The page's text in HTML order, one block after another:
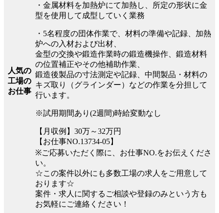
人気の
工場の
お仕事
・金属材料を加熱炉にて加熱し、所定の形状に金
型を使用して成型していく業務
・5名程度の団体作業で、材料の準備や記録、加熱
炉への入材および出材、
金型の交換や鍛造作業時の鍛造機操作、鍛造材料
の位置補正やその他補助作業、
鍛造後製品の寸法測定や記録、中間製品・材料の
キズ取り（グラインダー）などの作業を分担して
行います。
※試用期間あり(2週間)時給変動なし
【月収例】30万～32万円
【お仕事NO.13734-05】
※ご応募いただく際に、お仕事NO.をお伝えくださ
い。
☆この案件以外にも多数工場の求人をご用意して
おります☆
案件・求人に関するご相談や登録のみという方も
お気軽にご連絡ください！